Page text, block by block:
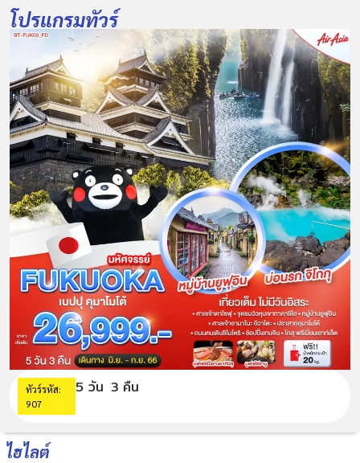
โปรแกรมทัวร์
ทัวร์รหัส:
907
5 วัน 3 คืน
ไฮไลต์